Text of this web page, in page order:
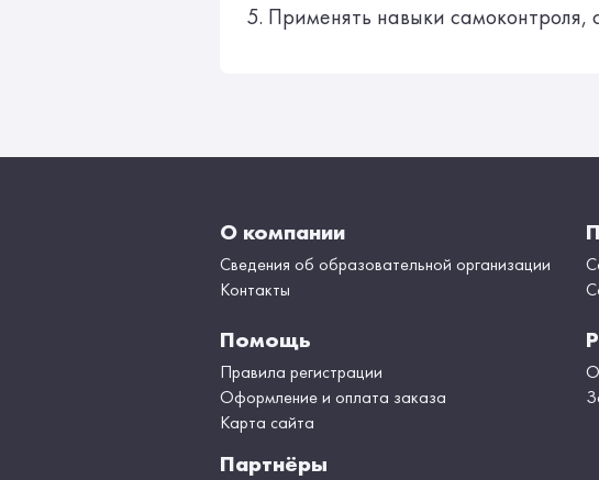
5. Применять навыки самоконтроля,
О компании
Сведения об образовательной организации
Контакты
Помощь
Правила регистрации
Оформление и оплата заказа
Карта сайта
Партнёры